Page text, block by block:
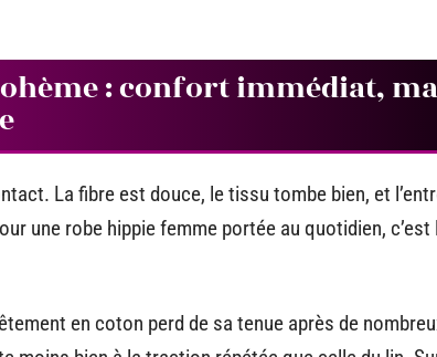
: confort immédiat,
La fibre est douce, le tissu tombe bien, et
une robe hippie femme portée au quotidien,
en coton perd de sa tenue après de